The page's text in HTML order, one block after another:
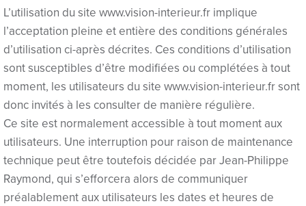
panel
panel
panel
panel
panel
panel
L’utilisation du site www.vision-interieur.fr implique
l’acceptation pleine et entière des conditions générales
d’utilisation ci-après décrites. Ces conditions d’utilisation
sont susceptibles d’être modifiées ou complétées à tout
moment, les utilisateurs du site www.vision-interieur.fr sont
donc invités à les consulter de manière régulière.
Ce site est normalement accessible à tout moment aux
utilisateurs. Une interruption pour raison de maintenance
technique peut être toutefois décidée par Jean-Philippe
Raymond, qui s’efforcera alors de communiquer
préalablement aux utilisateurs les dates et heures de